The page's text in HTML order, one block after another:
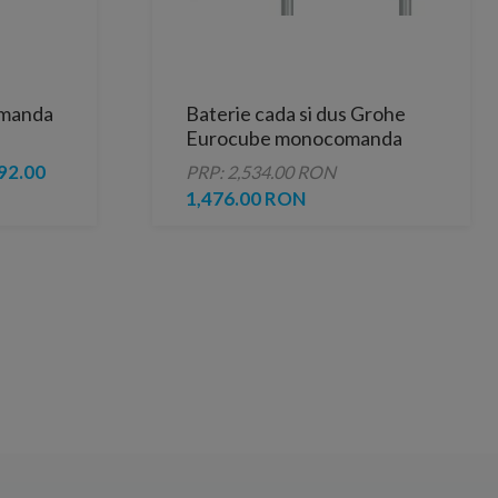
Baterie cada si dus Grohe
Eurocube monocomanda
1/2″
PRP: 2,534.00 RON
1,476.00 RON